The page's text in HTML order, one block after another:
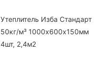
Утеплитель Изба Стандарт
50кг/м³ 1000х600х150мм
4шт, 2,4м2